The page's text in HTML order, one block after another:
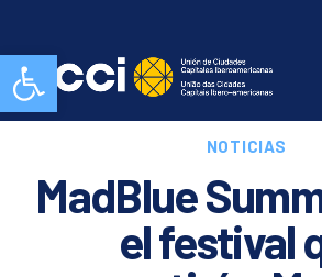
Abrir barra de herramientas
NOTICIAS
MadBlue
el festival